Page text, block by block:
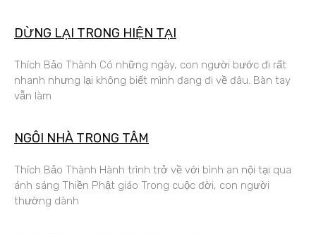
DỪNG LẠI TRONG HIỆN TẠI
Thích Bảo Thành Có những ngày, con người bước đi rất
nhanh nhưng lại không biết mình đang đi về đâu. Bàn tay
vẫn làm
NGÔI NHÀ TRONG TÂM
Thích Bảo Thành Hành trình trở về với bình an nội tại qua
ánh sáng Thiền Phật giáo Trong cuộc đời, con người
thường dành